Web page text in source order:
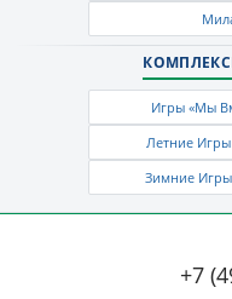
Игры «Мы
Летние
Зимние
+7